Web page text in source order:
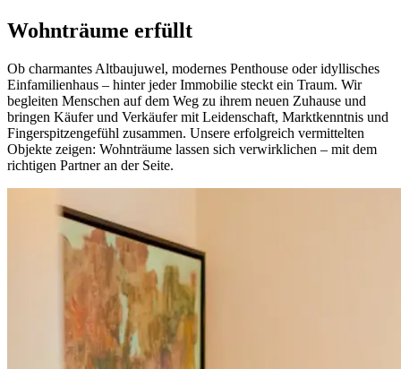
Wohnträume erfüllt
Ob charmantes Altbaujuwel, modernes Penthouse oder idyllisches
Einfamilienhaus – hinter jeder Immobilie steckt ein Traum. Wir
begleiten Menschen auf dem Weg zu ihrem neuen Zuhause und
bringen Käufer und Verkäufer mit Leidenschaft, Marktkenntnis und
Fingerspitzengefühl zusammen. Unsere erfolgreich vermittelten
Objekte zeigen: Wohnträume lassen sich verwirklichen – mit dem
richtigen Partner an der Seite.